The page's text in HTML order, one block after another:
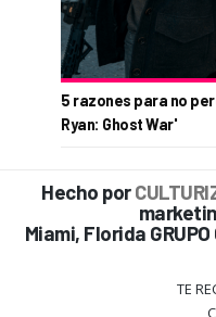
5 razones para no
Ryan: Ghost War'
Hecho por
Miami, Florida
TE